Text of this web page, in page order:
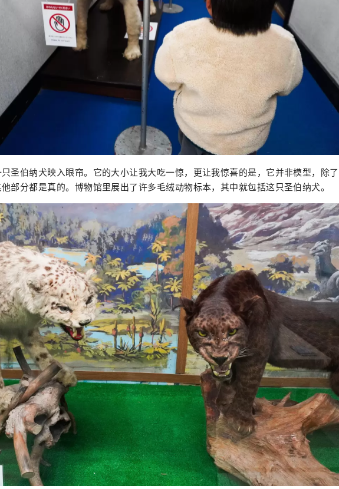
圣伯纳犬映入眼帘。它的大小让我大吃一惊，更让我惊喜的是，它并非模型，除了
部分都是真的。博物馆里展出了许多毛绒动物标本，其中就包括这只圣伯纳犬。